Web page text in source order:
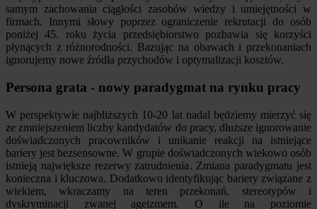
samym zachowania ciągłości zasobów wiedzy i umiejętności w
firmach. Innymi słowy poprzez ograniczenie rekrutacji do osób
poniżej 45. roku życia przedsiębiorstwo pozbawia się korzyści
płynących z różnorodności. Bazując na obawach i przekonaniach
ignorujemy nowe źródła przychodów i optymalizacji kosztów.
Persona grata - nowy paradygmat na rynku pracy
W perspektywie najbliższych 10-20 lat nadal będziemy mierzyć się
ze zmniejszeniem liczby kandydatów do pracy, dłuższe ignorowanie
doświadczonych pracowników i unikanie reakcji na istniejące
bariery jest bezsensowne. W grupie doświadczonych wiekowo osób
istnieją największe rezerwy zatrudnienia. Zmiana paradygmatu jest
konieczna i kluczowa. Dodatkowo identyfikując bariery związane z
wiekiem, wkraczamy na teren przekonań, stereotypów i
dyskryminacji zwanej ageizmem. O ile na poziomie